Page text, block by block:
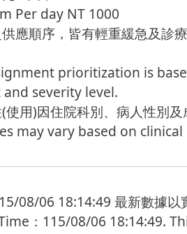
Per day NT 1000
應順序，皆有輕重緩急及診
prioritization is
severity level.
用)因住院科別、病人性別及
may vary based on
08/06 18:14:49 最新數據以
：115/08/06 18:14:49.